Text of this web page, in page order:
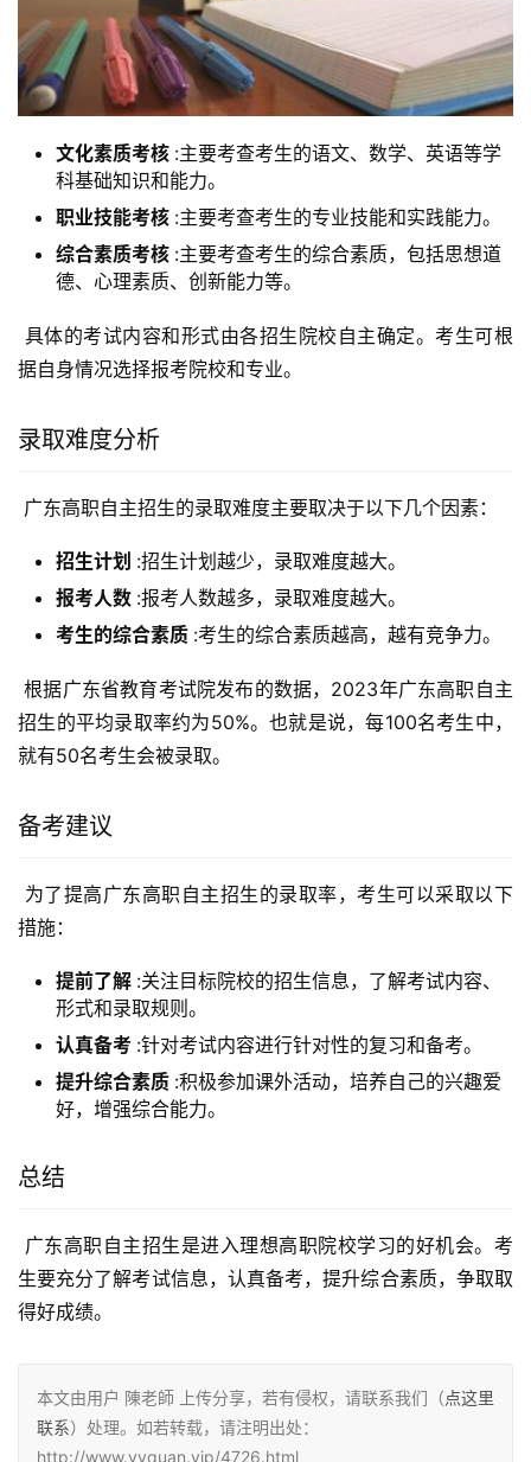
文化素质考核 :主要考查考生的语文、数学、英语等学
科基础知识和能力。
职业技能考核 :主要考查考生的专业技能和实践能力。
综合素质考核 :主要考查考生的综合素质，包括思想道
德、心理素质、创新能力等。
据自身情况选择报考院校和专业。
录取难度分析
广东高职自主招生的录取难度主要取决于以下几个因素：
招生计划 :招生计划越少，录取难度越大。
报考人数 :报考人数越多，录取难度越大。
考生的综合素质 :考生的综合素质越高，越有竞争力。
根据广东省教育考试院发布的数据，2023年广东高职自主
招生的平均录取率约为50%。也就是说，每100名考生中，
就有50名考生会被录取。
备考建议
措施：
提前了解 :关注目标院校的招生信息，了解考试内容、
形式和录取规则。
认真备考 :针对考试内容进行针对性的复习和备考。
提升综合素质 :积极参加课外活动，培养自己的兴趣爱
好，增强综合能力。
总结
生要充分了解考试信息，认真备考，提升综合素质，争取取
得好成绩。
本文由用户 陳老師 上传分享，若有侵权，请联系我们（点这里
联系）处理。如若转载，请注明出处：
http://www.yyquan.vip/4726.html